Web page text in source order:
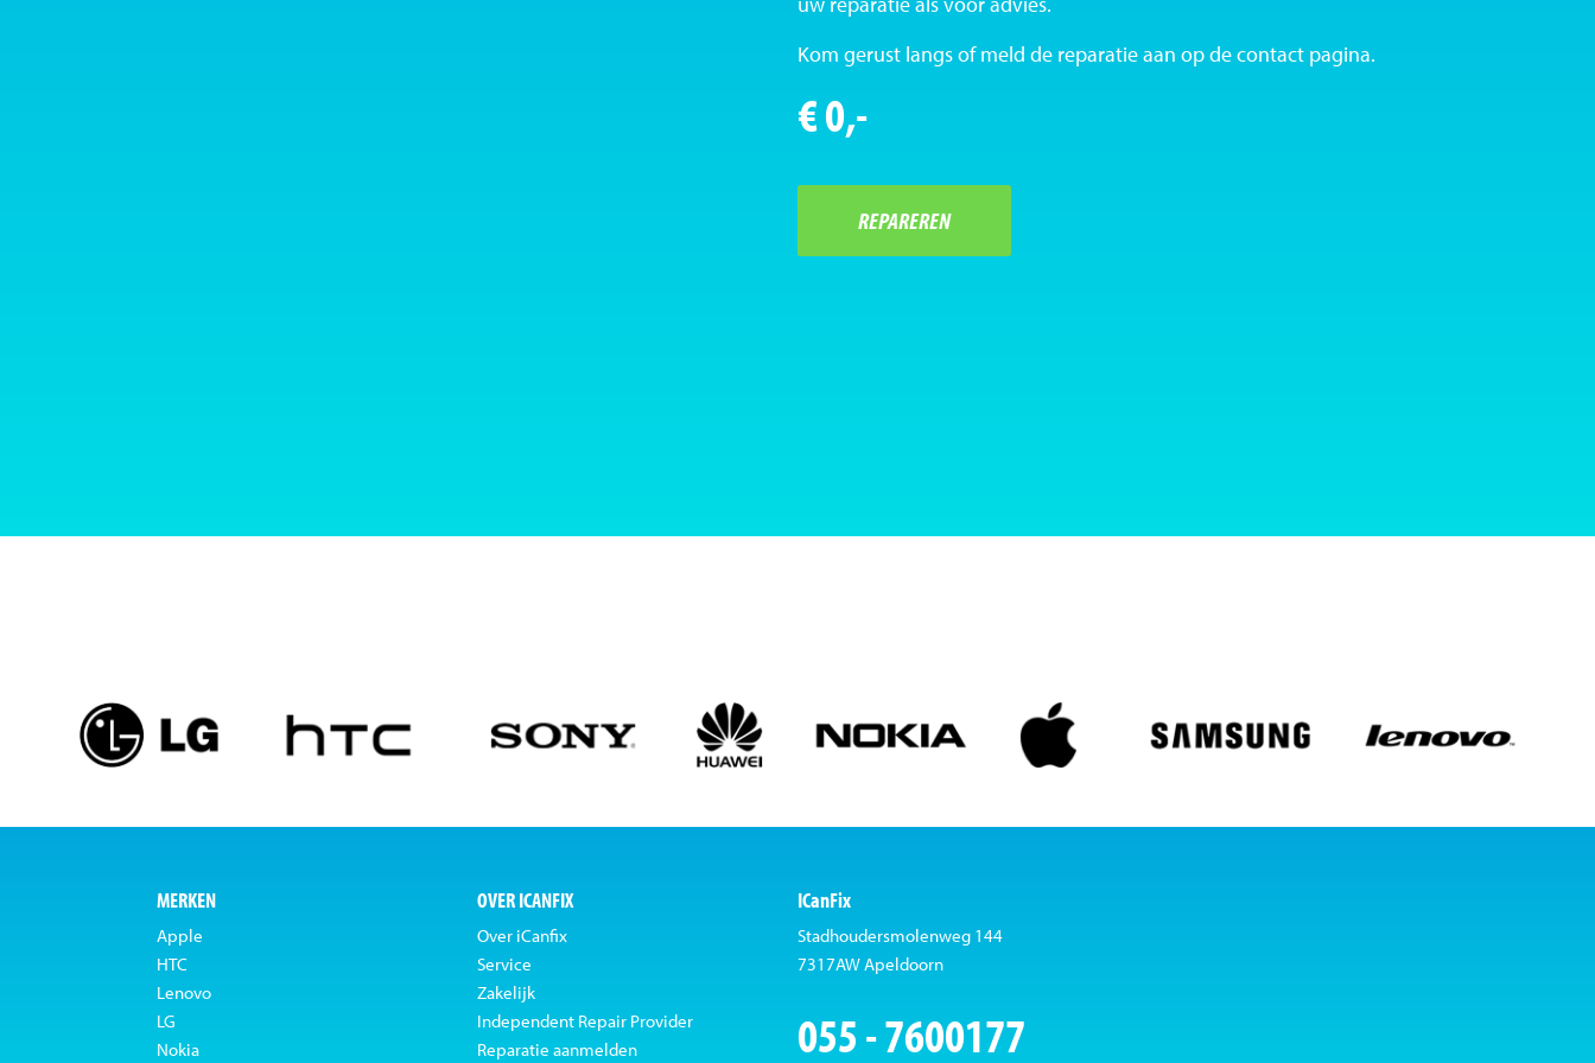
Kom gerust langs of meld de reparatie aan op de contact pagina.
€ 0,-
REPAREREN
MERKEN
Apple
HTC
Lenovo
LG
Nokia
OVER ICANFIX
Over iCanfix
Service
Zakelijk
Independent Repair Provider
Reparatie aanmelden
ICanFix
Stadhoudersmolenweg 144
7317AW Apeldoorn
055 - 7600177